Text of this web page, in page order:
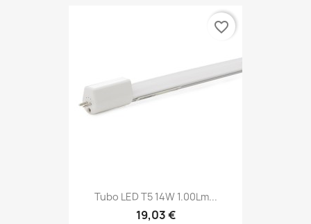
Tubo LED T5 14W 1.00Lm...
19,03 €
favorite_border